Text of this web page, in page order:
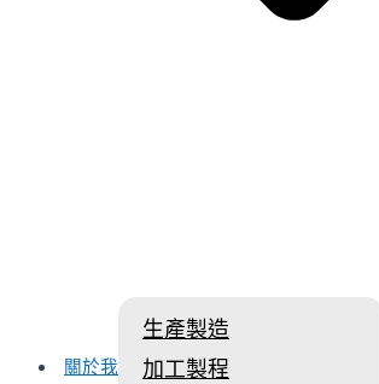
生產製造
加工製程
關於我們